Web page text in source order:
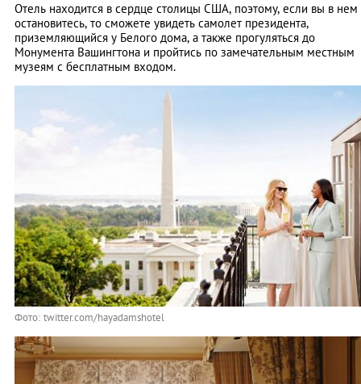
Отель находится в сердце столицы США, поэтому, если вы в нем
остановитесь, то сможете увидеть самолет президента,
приземляющийся у Белого дома, а также прогуляться до
Монумента Вашингтона и пройтись по замечательным местным
музеям с бесплатным входом.
Фото: twitter.com/hayadamshotel